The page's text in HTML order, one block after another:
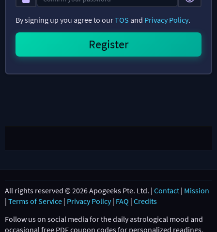
By signing up you agree to ourTOS and Privacy Policy.
All rights reserved © 2026 Apogeeks Pte. Ltd. | Contact | Mission
| Terms of Service | Privacy Policy| FAQ | Credits
Follow us on social media for the daily astrological mood and
occasional free PDF coupon codes for personalized readings.